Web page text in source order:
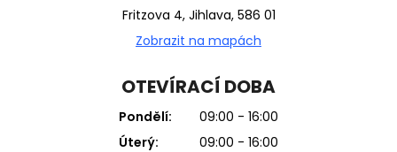
Fritzova 4, Jihlava, 586 01
Zobrazit na mapách
OTEVÍRACÍ DOBA
Pondělí:
09:00 - 16:00
Úterý:
09:00 - 16:00